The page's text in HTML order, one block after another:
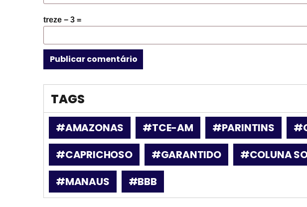
treze − 3 =
TAGS
#AMAZONAS #TCE-AM #PARINTINS
#CAPRICHOSO
#GARANTIDO #COLUNA
#MANAUS
#BBB